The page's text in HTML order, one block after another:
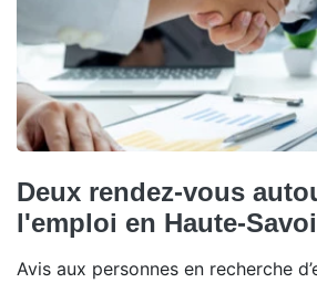
Deux rendez-vous
l'emploi en Haute-
Avis aux personnes en recherche